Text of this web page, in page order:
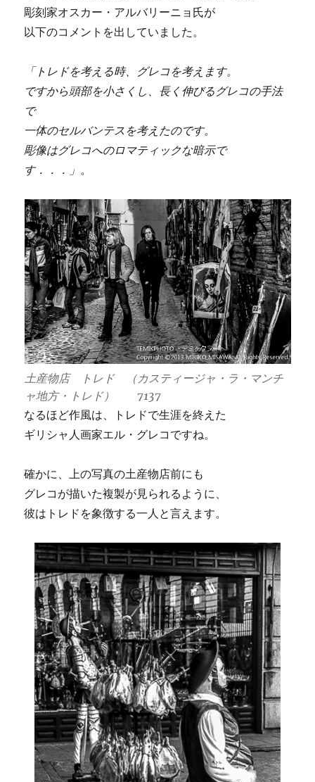
彫刻家オスカー・アルバリーニョ氏が
以下のコメントを出していました。
「トレドを考える時、グレコを考えます。
ですから頭部を小さくし、長く伸びるグレコの手法
で
一体のセルバンテスを考えたのです。
彫像はグレコへのロマティックな暗示で
す．．．」 。
土産物店 トレド （カスティージャ・ラ・マンチ
ャ地方・トレド） 7137
なるほど作風は、トレドで生涯を終えた
ギリシャ人画家エル・グレコですね。
確かに、上の写真の土産物店前にも
グレコが描いた複製が見られるように、
彼はトレドを象徴する一人と言えます。